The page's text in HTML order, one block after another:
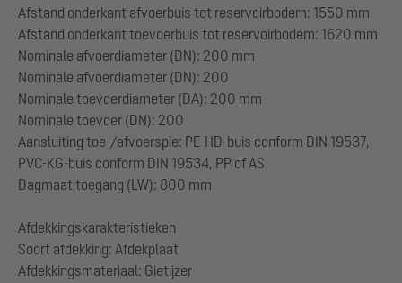
Afstand onderkant afvoerbuis tot reservoirbodem: 1550 mm
Afstand onderkant toevoerbuis tot reservoirbodem: 1620 mm
Nominale afvoerdiameter (DN): 200 mm
Nominale afvoerdiameter (DN): 200
Nominale toevoerdiameter (DA): 200 mm
Nominale toevoer (DN): 200
Aansluiting toe-/afvoerspie: PE-HD-buis conform DIN 19537,
PVC-KG-buis conform DIN 19534, PP of AS
Dagmaat toegang (LW): 800 mm
Afdekkingskarakteristieken
Soort afdekking: Afdekplaat
Afdekkingsmateriaal: Gietijzer